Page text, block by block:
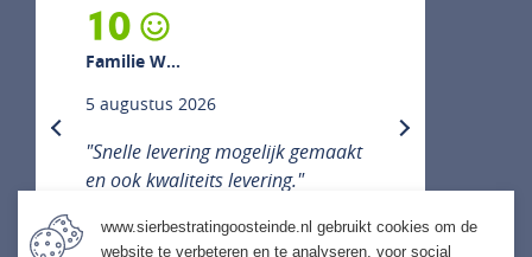
10
Familie W...
5 augustus 2026
"Snelle levering mogelijk gemaakt
en ook kwaliteits levering."
previous next
www.sierbestratingoosteinde.nl gebruikt cookies om de
website te verbeteren en te analyseren, voor social